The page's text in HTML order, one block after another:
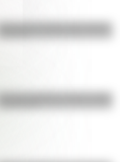
Bandera de Ecuador para colorear
Bandera de Bolivia: historia, origen